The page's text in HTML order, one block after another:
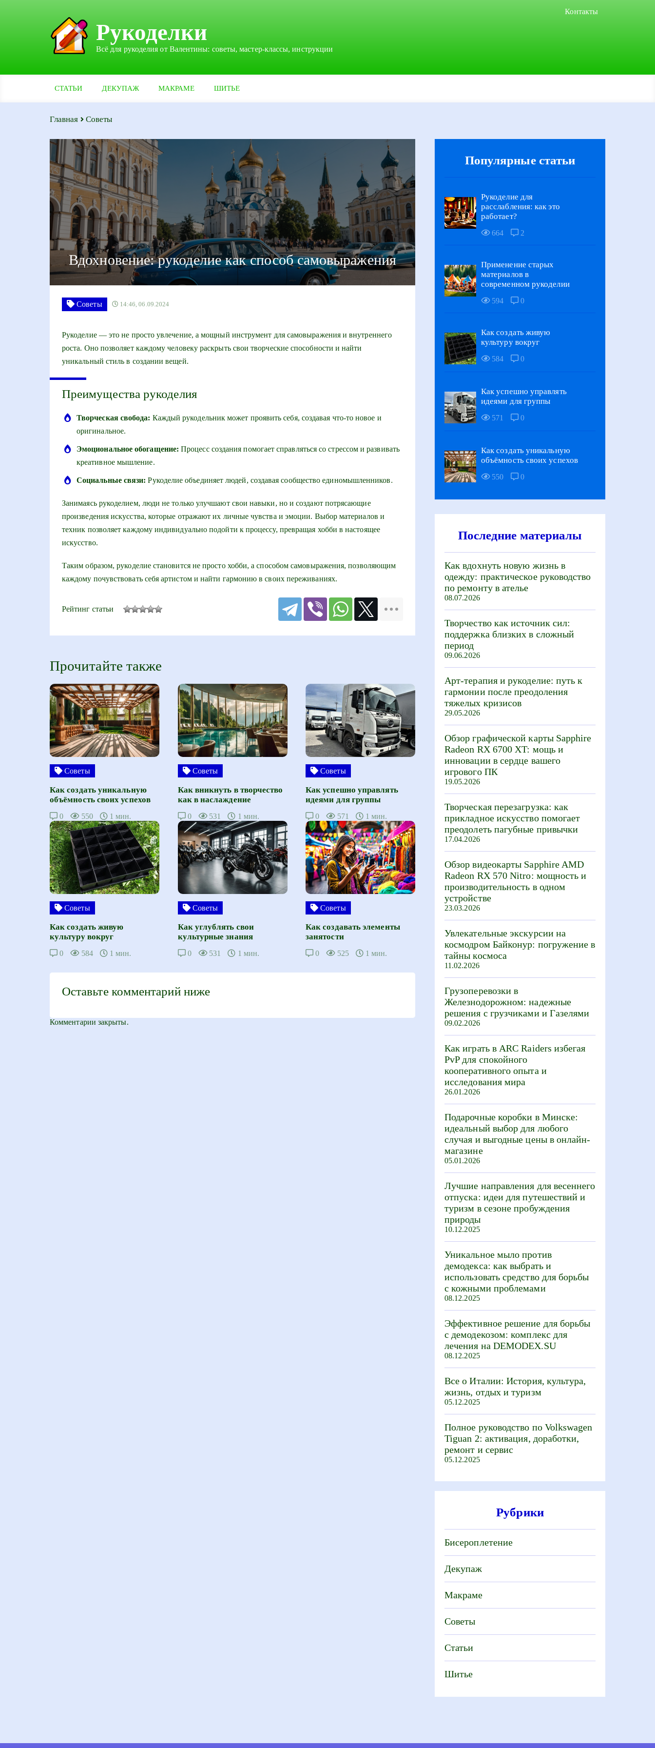
Контакты
Рукоделки
Всё для рукоделия от Валентины: советы, мастер-классы, инструкции
СТАТЬИ ДЕКУПАЖ МАКРАМЕ ШИТЬЕ
Главная Советы
Вдохновение: рукоделие как способ самовыражения
Советы 14:46, 06.09.2024
Рукоделие — это не просто увлечение, а мощный инструмент для самовыражения и внутреннего
роста. Оно позволяет каждому человеку раскрыть свои творческие способности и найти
уникальный стиль в создании вещей.
Преимущества рукоделия
Творческая свобода: Каждый рукодельник может проявить себя, создавая что-то новое и
оригинальное.
Эмоциональное обогащение: Процесс создания помогает справляться со стрессом и развивать
креативное мышление.
Социальные связи: Рукоделие объединяет людей, создавая сообщество единомышленников.
Занимаясь рукоделием, люди не только улучшают свои навыки, но и создают потрясающие
произведения искусства, которые отражают их личные чувства и эмоции. Выбор материалов и
техник позволяет каждому индивидуально подойти к процессу, превращая хобби в настоящее
искусство.
Таким образом, рукоделие становится не просто хобби, а способом самовыражения, позволяющим
каждому почувствовать себя артистом и найти гармонию в своих переживаниях.
Рейтинг статьи
Прочитайте также
Советы
Как создать уникальную
объёмность своих успехов
0 550 1 мин.
Советы
Как вникнуть в творчество
как в наслаждение
0 531 1 мин.
Советы
Как успешно управлять
идеями для группы
0 571 1 мин.
Советы
Как создать живую
культуру вокруг
0 584 1 мин.
Советы
Как углублять свои
культурные знания
0 531 1 мин.
Советы
Как создавать элементы
занятости
0 525 1 мин.
Оставьте комментарий ниже
Комментарии закрыты.
Популярные статьи
Рукоделие для
расслабления: как это
работает?
664 2
Применение старых
материалов в
современном рукоделии
594 0
Как создать живую
культуру вокруг
584 0
Как успешно управлять
идеями для группы
571 0
Как создать уникальную
объёмность своих успехов
550 0
Последние материалы
Как вдохнуть новую жизнь в
одежду: практическое руководство
по ремонту в ателье
08.07.2026
Творчество как источник сил:
поддержка близких в сложный
период
09.06.2026
Арт-терапия и рукоделие: путь к
гармонии после преодоления
тяжелых кризисов
29.05.2026
Обзор графической карты Sapphire
Radeon RX 6700 XT: мощь и
инновации в сердце вашего
игрового ПК
19.05.2026
Творческая перезагрузка: как
прикладное искусство помогает
преодолеть пагубные привычки
17.04.2026
Обзор видеокарты Sapphire AMD
Radeon RX 570 Nitro: мощность и
производительность в одном
устройстве
23.03.2026
Увлекательные экскурсии на
космодром Байконур: погружение в
тайны космоса
11.02.2026
Грузоперевозки в
Железнодорожном: надежные
решения с грузчиками и Газелями
09.02.2026
Как играть в ARC Raiders избегая
PvP для спокойного
кооперативного опыта и
исследования мира
26.01.2026
Подарочные коробки в Минске:
идеальный выбор для любого
случая и выгодные цены в онлайн-
магазине
05.01.2026
Лучшие направления для весеннего
отпуска: идеи для путешествий и
туризм в сезоне пробуждения
природы
10.12.2025
Уникальное мыло против
демодекса: как выбрать и
использовать средство для борьбы
с кожными проблемами
08.12.2025
Эффективное решение для борьбы
с демодекозом: комплекс для
лечения на DEMODEX.SU
08.12.2025
Все о Италии: История, культура,
жизнь, отдых и туризм
05.12.2025
Полное руководство по Volkswagen
Tiguan 2: активация, доработки,
ремонт и сервис
05.12.2025
Рубрики
Бисероплетение
Декупаж
Макраме
Советы
Статьи
Шитье